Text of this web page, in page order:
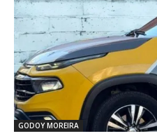
GODOY MOREIRA